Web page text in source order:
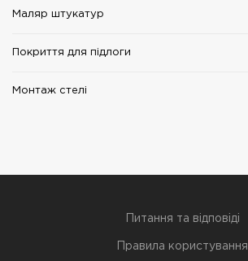
Маляр штукатур
Покриття для підлоги
Монтаж стелі
Питання та відповіді
Правила користування